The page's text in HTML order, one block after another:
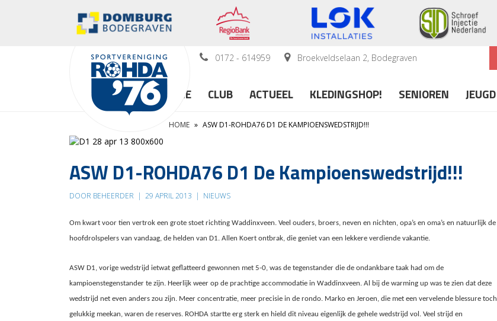
0172 - 614959 Broekveldselaan 2, Bodegraven
HOME CLUB ACTUEEL KLEDINGSHOP! SENIOREN JEUGD
HOME » ASW D1-ROHDA76 D1 DE KAMPIOENSWEDSTRIJD!!!
ASW D1-ROHDA76 D1 De Kampioenswedstrijd!!!
DOOR BEHEERDER | 29 APRIL 2013 | NIEUWS
Om kwart voor tien vertrok een grote stoet richting Waddinxveen. Veel ouders, broers, neven en nichten, opa’s en oma’s en natuurlijk de
hoofdrolspelers van vandaag, de helden van D1. Allen Koert ontbrak, die geniet van een lekkere verdiende vakantie.
ASW D1, vorige wedstrijd ietwat geflatteerd gewonnen met 5-0, was de tegenstander die de ondankbare taak had om de
kampioenstegenstander te zijn. Heerlijk weer op de prachtige accommodatie in Waddinxveen. Al bij de warming up was te zien dat deze
wedstrijd net even anders zou zijn. Meer concentratie, meer precisie in de rondo. Marko en Jeroen, die met een vervelende blessure toch
gelukkig meekan, waren de reserves. ROHDA startte erg sterk en hield dit niveau eigenlijk de gehele wedstrijd vol. Veel strijd en